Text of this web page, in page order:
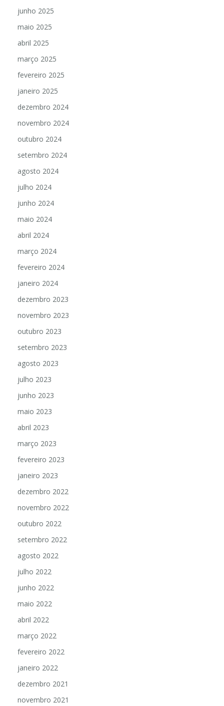
junho 2025
maio 2025
abril 2025
março 2025
fevereiro 2025
janeiro 2025
dezembro 2024
novembro 2024
outubro 2024
setembro 2024
agosto 2024
julho 2024
junho 2024
maio 2024
abril 2024
março 2024
fevereiro 2024
janeiro 2024
dezembro 2023
novembro 2023
outubro 2023
setembro 2023
agosto 2023
julho 2023
junho 2023
maio 2023
abril 2023
março 2023
fevereiro 2023
janeiro 2023
dezembro 2022
novembro 2022
outubro 2022
setembro 2022
agosto 2022
julho 2022
junho 2022
maio 2022
abril 2022
março 2022
fevereiro 2022
janeiro 2022
dezembro 2021
novembro 2021